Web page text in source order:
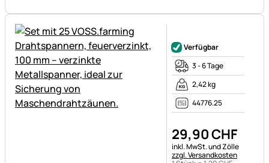
Verfügbar
3 - 6 Tage
2,42 kg
44776.25
29,90CHF
Steuerhinweis:
inkl. MwSt. und Zölle
zzgl. Versandkosten